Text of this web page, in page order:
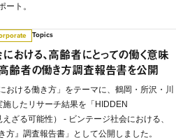
ート。
Topics
おける、高齢者にとっての働く意味
齢者の働き方調査報告書を公開
おける働き方」をテーマに、鶴岡・所沢・川
したリサーチ結果を「HIDDEN
ざる可能性） - ビンテージ社会における、
方』調査報告書」として公開しました。